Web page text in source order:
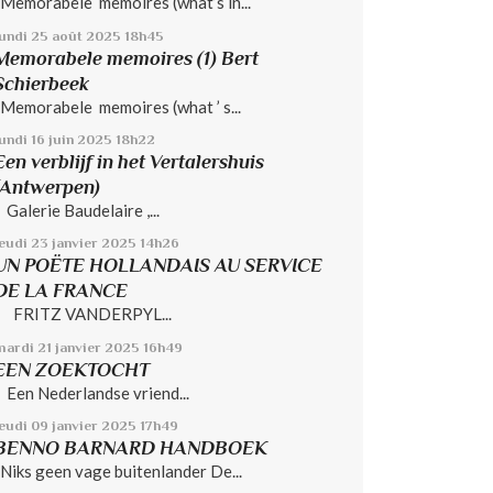
25 août 2025 18h45
memoires (1) Bert
memoires (what ’ s...
16 juin 2025 18h22
verblijf in het Vertalershuis
Baudelaire ,...
23 janvier 2025 14h26
POËTE HOLLANDAIS AU SERVICE
LA FRANCE
VANDERPYL...
21 janvier 2025 16h49
ZOEKTOCHT
Nederlandse vriend...
09 janvier 2025 17h49
BARNARD HANDBOEK
geen vage buitenlander De...